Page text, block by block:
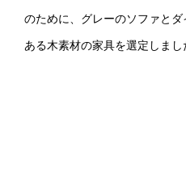
のために、グレーのソファと
ある木素材の家具を選定しまし